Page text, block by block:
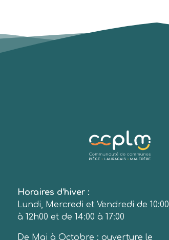
Horaires d’hiver :
Lundi, Mercredi et Vendredi de 10:00
à 12h00 et de 14:00 à 17:00
De Mai à Octobre : ouverture le